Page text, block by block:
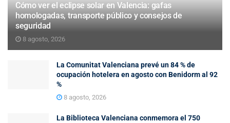
Cómo ver el eclipse solar en Valencia: gafas
homologadas, transporte público y consejos de
seguridad
8 agosto, 2026
La Comunitat Valenciana prevé un 84 % de
ocupación hotelera en agosto con Benidorm al 92
%
8 agosto, 2026
La Biblioteca Valenciana conmemora el 750